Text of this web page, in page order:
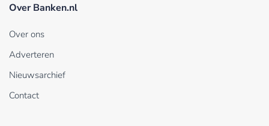
Over Banken.nl
Over ons
Adverteren
Nieuwsarchief
Contact